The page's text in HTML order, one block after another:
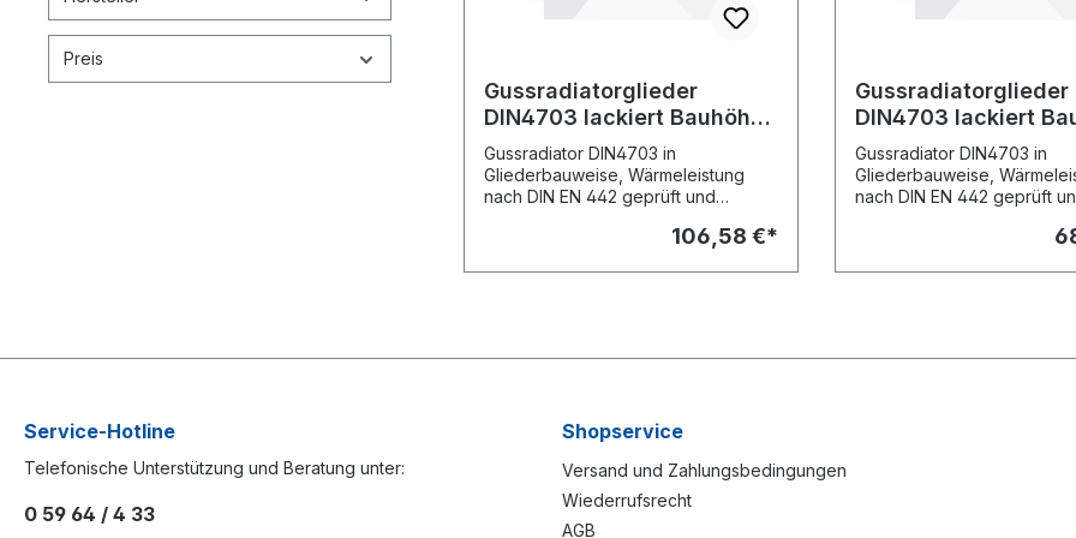
Preis
Gussradiatorglieder
DIN4703 lackiert Bauhöhe
980mm Bautiefe 70mm
Gussradiator DIN4703 in
Gliederbauweise, Wärmeleistung
nach DIN EN 442 geprüft und
Ausführung/Pul- verbeschichtet RAL
106,58 €*
Gussradiatorglieder
DIN4703 lackiert
430mm Bautiefe
Gussradiator DIN4703 in
Gliederbauweise,
nach DIN EN 442 geprüft
Ausführung/Pul-
Service-Hotline
Telefonische Unterstützung und Beratung unter:
0 59 64 / 4 33
Shopservice
Versand und Zahlungsbedingungen
Wiederrufsrecht
AGB